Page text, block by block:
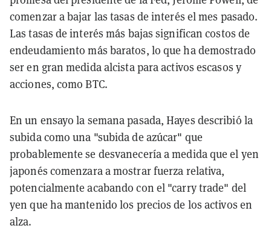
comenzar a bajar las tasas de interés el mes pasado.
Las tasas de interés más bajas significan costos de
endeudamiento más baratos, lo que ha demostrado
ser en gran medida alcista para activos escasos y
acciones, como BTC.
En un ensayo la semana pasada, Hayes describió la
subida como una "subida de azúcar" que
probablemente se desvanecería a medida que el yen
japonés comenzara a mostrar fuerza relativa,
potencialmente acabando con el "carry trade" del
yen que ha mantenido los precios de los activos en
alza.